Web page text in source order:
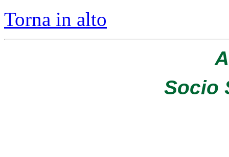
Torna in alto
Socio